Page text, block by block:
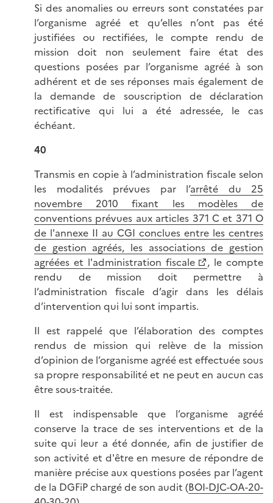
Si des anomalies ou erreurs sont constatées par
l’organisme agréé et qu’elles n’ont pas été
justifiées ou rectifiées, le compte rendu de
mission doit non seulement faire état des
questions posées par l’organisme agréé à son
adhérent et de ses réponses mais également de
la demande de souscription de déclaration
rectificative qui lui a été adressée, le cas
échéant.
40
Transmis en copie à l’administration fiscale selon
les modalités prévues par l’arrêté du 25
novembre 2010 fixant les modèles de
conventions prévues aux articles 371 C et 371 O
de l'annexe II au CGI conclues entre les centres
de gestion agréés, les associations de gestion
agréées et l'administration fiscale
, le compte
rendu de mission doit permettre à
l’administration fiscale d’agir dans les délais
d’intervention qui lui sont impartis.
Il est rappelé que l’élaboration des comptes
rendus de mission qui relève de la mission
d’opinion de l’organisme agréé est effectuée sous
sa propre responsabilité et ne peut en aucun cas
être sous-traitée.
Il est indispensable que l’organisme agréé
conserve la trace de ses interventions et de la
suite qui leur a été donnée, afin de justifier de
son activité et d'être en mesure de répondre de
manière précise aux questions posées par l’agent
de la DGFiP chargé de son audit (BOI-DJC-OA-20-